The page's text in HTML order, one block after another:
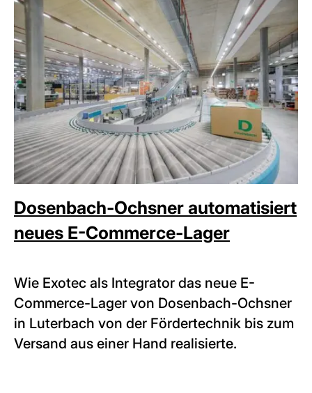
Dosenbach-Ochsner automatisiert
neues E-Commerce-Lager
Wie Exotec als Integrator das neue E-
Commerce-Lager von Dosenbach-Ochsner
in Luterbach von der Fördertechnik bis zum
Versand aus einer Hand realisierte.